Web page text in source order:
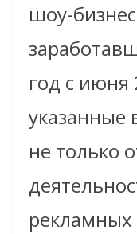
шоу-
год с
указанные
не только
рекламных